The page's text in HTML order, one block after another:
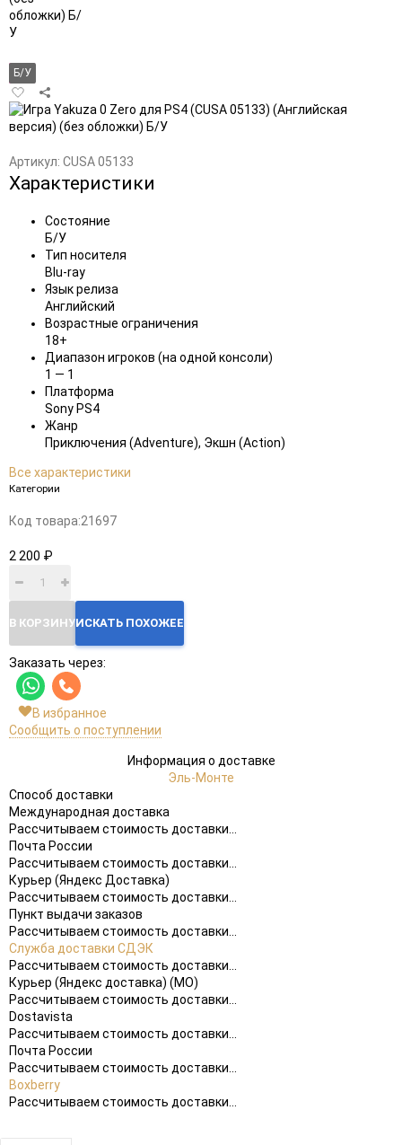
Б/У
Добавить
в
избранное
Артикул: CUSA 05133
Характеристики
Состояние
Б/У
Тип носителя
Blu-ray
Язык релиза
Английский
Возрастные ограничения
18+
Диапазон игроков (на одной консоли)
1 — 1
Платформа
Sony PS4
Жанр
Приключения (Adventure), Экшн (Action)
Все характеристики
Категории
Код товара:21697
2 200 ₽
В КОРЗИНУИСКАТЬ ПОХОЖЕЕ
Заказать через:
В избранное
Сообщить о поступлении
Информация о доставке
Эль-Монте
Способ доставки
Международная доставка
Рассчитываем стоимость доставки...
Почта России
Рассчитываем стоимость доставки...
Курьер (Яндекс Доставка)
Рассчитываем стоимость доставки...
Пункт выдачи заказов
Рассчитываем стоимость доставки...
Служба доставки СДЭК
Рассчитываем стоимость доставки...
Курьер (Яндекс доставка) (МО)
Рассчитываем стоимость доставки...
Dostavista
Рассчитываем стоимость доставки...
Почта России
Рассчитываем стоимость доставки...
Boxberry
Рассчитываем стоимость доставки...